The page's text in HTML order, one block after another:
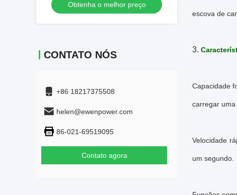
regulador de tensão/estabilizador
Obtenha o melhor preço
CONTATO NÓS
+86 18217375508
helen@ewenpower.com
86-021-69519095
Contato agora
escova de
3.
Capacidade
carregar uma
Velocidade
um segundo.